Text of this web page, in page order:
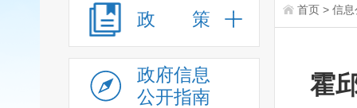
政 策
政府信息
公开指南
首页 > 信息
霍